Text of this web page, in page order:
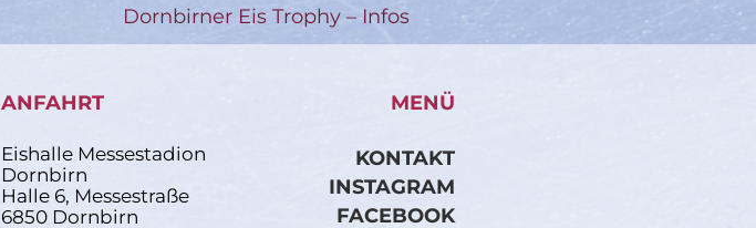
Dornbirner Eis Trophy – Infos
ANFAHRT
Eishalle Messestadion
Dornbirn
Halle 6, Messestraße
6850 Dornbirn
MENÜ
KONTAKT
INSTAGRAM
FACEBOOK